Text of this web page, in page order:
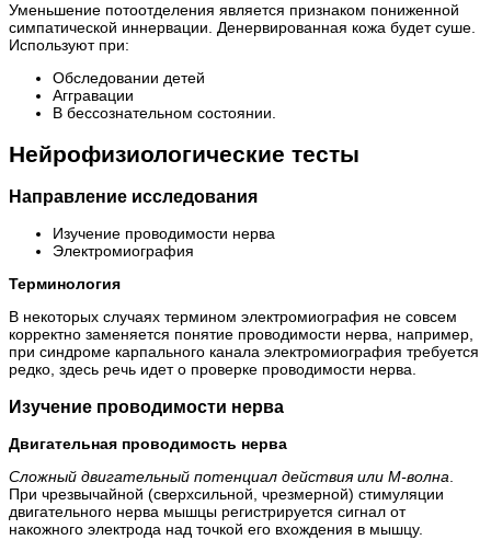
Уменьшение потоотделения является признаком пониженной
симпатической иннервации. Денервированная кожа будет суше.
Используют при:
Обследовании детей
Аггравации
В бессознательном состоянии.
Нейрофизиологические тесты
Направление исследования
Изучение проводимости нерва
Электромиография
Терминология
В некоторых случаях термином электромиография не совсем
корректно заменяется понятие проводимости нерва, например,
при синдроме карпального канала электромиография требуется
редко, здесь речь идет о проверке проводимости нерва.
Изучение проводимости нерва
Двигательная проводимость нерва
Сложный двигательный потенциал действия или М-волна
При чрезвычайной (сверхсильной, чрезмерной) стимуляции
двигательного нерва мышцы регистрируется сигнал от
накожного электрода над точкой его вхождения в мышцу.